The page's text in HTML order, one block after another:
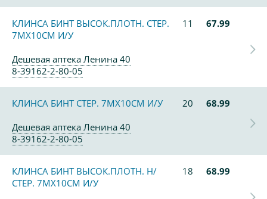
КЛИНСА БИНТ ВЫСОК.ПЛОТН. СТЕР.
7МХ10СМ И/У
11 67.99
Дешевая аптека Ленина 40
8-39162-2-80-05
КЛИНСА БИНТ СТЕР. 7МХ10СМ И/У 20
68.99
Дешевая аптека Ленина 40
8-39162-2-80-05
КЛИНСА БИНТ ВЫСОК.ПЛОТН. Н/
СТЕР. 7МХ10СМ И/У
18 68.99